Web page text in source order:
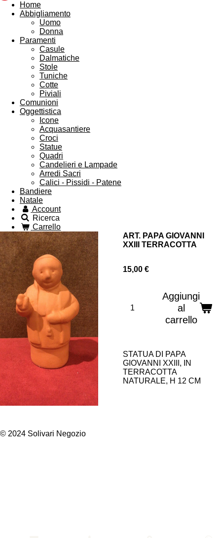
Home
Abbigliamento
Uomo
Donna
Paramenti
Casule
Dalmatiche
Stole
Tuniche
Cotte
Piviali
Comunioni
Oggettistica
Icone
Acquasantiere
Croci
Statue
Quadri
Candelieri e Lampade
Arredi Sacri
Calici - Pissidi - Patene
Bandiere
Natale
Account
Ricerca
Carrello
ART. PAPA GIOVANNI
XXIII TERRACOTTA
15,00 €
Aggiungi
al
carrello
STATUA DI PAPA
GIOVANNI XXIII, IN
TERRACOTTA
NATURALE, H 12 CM
© 2024 Solivari Negozio